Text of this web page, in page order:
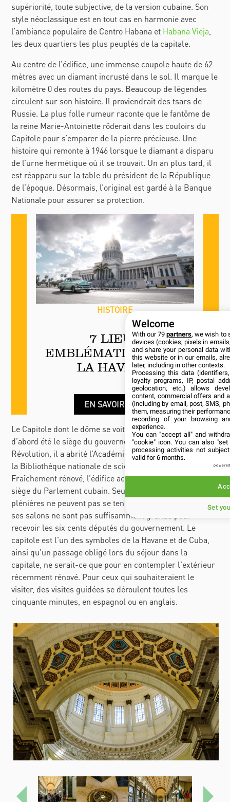
supériorité, toute subjective, de la version cubaine. Son
style néoclassique est en tout cas en harmonie avec
l’ambiance populaire de Centro Habana et Habana Vieja
les deux quartiers les plus peuplés de la capitale.
Au centre de l’édifice, une immense coupole haute de 62
mètres avec un diamant incrusté dans le sol. Il marque le
kilomètre 0 des routes du pays. Beaucoup de légendes
circulent sur son histoire. Il proviendrait des tsars de
Russie. La plus folle rumeur raconte que le fantôme de
la reine Marie-Antoinette rôderait dans les couloirs du
Capitole pour s’emparer de la pierre précieuse. Une
histoire qui remonte à 1946 lorsque le diamant a disparu
de l’urne hermétique où il se trouvait. Un an plus tard, il
est réapparu sur la table du président de la République
de l’époque. Désormais, l’original est gardé à la Banque
Nationale pour assurer sa protection.
HISTOIRE
7 LIEUX
EMBLÉMATIQUES DE
LA HAVANE
EN SAVOIR PLUS
Le Capitole dont le dôme se voit à des kilomètres, a
d’abord été le siège du gouvernement puis, après la
Révolution, il a abrité l’Académie des sciences de Cuba et
la Bibliothèque nationale de sciences et de technologie.
Fraîchement rénové, l’édifice accueille aujourd’hui le
siège du Parlement cubain. Seul bémol : les sessions
plénières ne peuvent pas se tenir dans ce bâtiment car
ses salons ne sont pas suffisamment grands pour
recevoir les six cents députés du gouvernement. Le
capitole est l'un des symboles de la Havane et de Cuba,
ainsi qu'un passage obligé lors du séjour dans la
capitale, ne serait-ce que pour en contempler l'extérieur
récemment rénové. Pour ceux qui souhaiteraient le
visiter, des visites guidées se déroulent toutes les
cinquante minutes, en espagnol ou en anglais.
Welcome
With our 79partners, we wish to
devices (cookies, pixels in
and share your personal data
this website or in our emails,
later, including in other contexts.
Processing this data
loyalty programs, IP, postal
geolocation, etc.) allows
content, commercial offers and
(including by email, post, SMS,
them, measuring their
recording of your browsing
experience.
You can "accept all" and
"cookie" icon. You can also
processing activities not
valid for 6 months.
Set